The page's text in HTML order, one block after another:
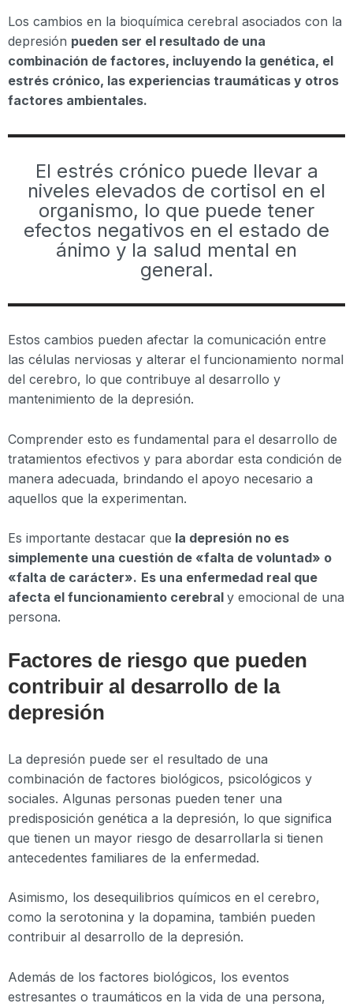
Los cambios en la bioquímica cerebral asociados con la
depresión pueden ser el resultado de una
combinación de factores, incluyendo la genética, el
estrés crónico, las experiencias traumáticas y otros
factores ambientales.
El estrés crónico puede llevar a
niveles elevados de cortisol en el
organismo, lo que puede tener
efectos negativos en el estado de
ánimo y la salud mental en
general.
Estos cambios pueden afectar la comunicación entre
las células nerviosas y alterar el funcionamiento normal
del cerebro, lo que contribuye al desarrollo y
mantenimiento de la depresión.
Comprender esto es fundamental para el desarrollo de
tratamientos efectivos y para abordar esta condición de
manera adecuada, brindando el apoyo necesario a
aquellos que la experimentan.
Es importante destacar que la depresión no es
simplemente una cuestión de «falta de voluntad» o
«falta de carácter». Es una enfermedad real que
afecta el funcionamiento cerebral y emocional de una
persona.
Factores de riesgo que pueden
contribuir al desarrollo de la
depresión
La depresión puede ser el resultado de una
combinación de factores biológicos, psicológicos y
sociales. Algunas personas pueden tener una
predisposición genética a la depresión, lo que significa
que tienen un mayor riesgo de desarrollarla si tienen
antecedentes familiares de la enfermedad.
Asimismo, los desequilibrios químicos en el cerebro,
como la serotonina y la dopamina, también pueden
contribuir al desarrollo de la depresión.
Además de los factores biológicos, los eventos
estresantes o traumáticos en la vida de una persona,